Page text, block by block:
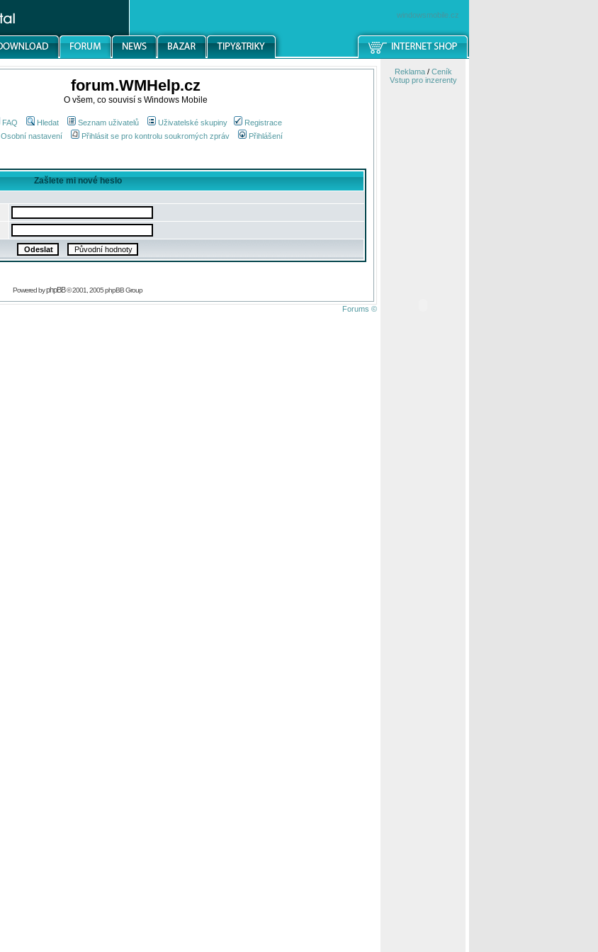
windowsmobile.cz
forum.WMHelp.cz
O všem, co souvisí s Windows Mobile
FAQ Hledat Seznam uživatelů Uživatelské skupiny
Registrace
Osobní nastavení
Přihlásit se pro kontrolu soukromých zpráv Přihlášení
Zašlete mi nové heslo
Powered byphpBB© 2001, 2005 phpBB Group
Forums ©
Reklama/ Ceník
Vstup pro inzerenty